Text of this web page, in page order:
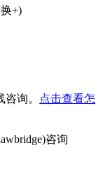
换+)
询。
点击查看怎
咨询